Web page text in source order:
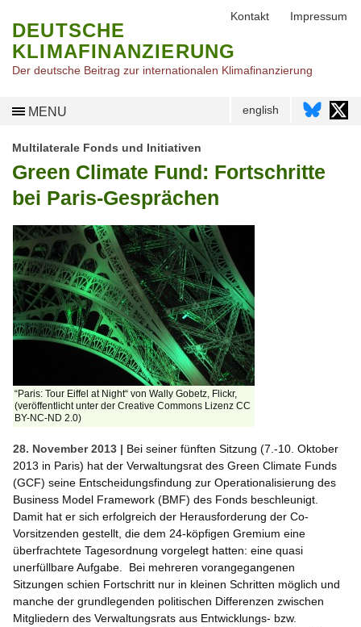
DEUTSCHE
KLIMAFINANZIERUNG
Der deutsche Beitrag zur internationalen Klimafinanzierung
MENU english
Multilaterale Fonds und Initiativen
Green Climate Fund: Fortschritte
bei Paris-Gesprächen
“Paris: Tour Eiffel at Night“ von Wally Gobetz, Flickr,
(veröffentlicht unter der Creative Commons Lizenz CC
BY-NC-ND 2.0)
28. November 2013 | Bei seiner fünften Sitzung (7.-10. Oktober
2013 in Paris) hat der Verwaltungsrat des Green Climate Funds
(GCF) seine Entscheidungsfindung zur Operationalisierung des
Business Model Framework (BMF) des Fonds beschleunigt.
Damit hat er sich erfolgreich der Herausforderung der Co-
Vorsitzenden gestellt, die dem 24-köpfigen Gremium eine
überfrachtete Tagesordnung vorgelegt hatten: eine quasi
unerfüllbare Aufgabe. Bei mehreren vorangegangenen
Sitzungen schien Fortschritt nur in kleinen Schritten möglich und
manche der grundlegenden politischen Differenzen zwischen
Mitgliedern des Verwaltungsrats aus Entwicklungs- bzw.
Kontakt Impressum